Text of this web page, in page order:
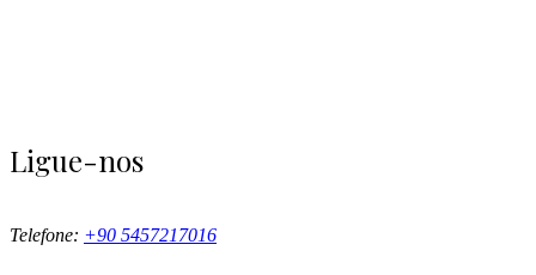
Ligue-nos
Telefone: +90 5457217016